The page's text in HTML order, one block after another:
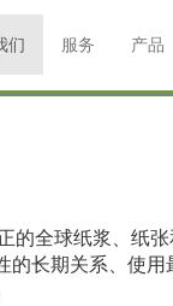
们 服务 产品
全球纸浆、纸张
的长期关系、使